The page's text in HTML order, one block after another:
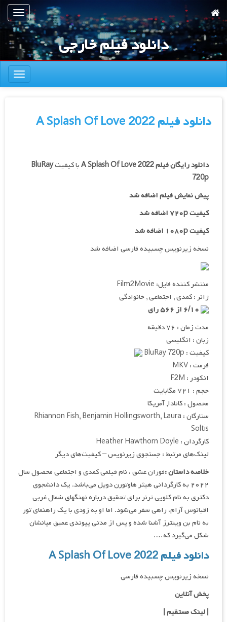
به
محتوای
اصلی
ناوبری
دانلود فیلم خارجی
ناوبری
دانلود فیلم A Splash Of Love 2022
دانلود رایگان فیلمA Splash Of Love 2022با کیفیتBluRay
720p
پیش نمایش فیلم اضافه شد
کیفیت ۷۲۰p اضافه شد
کیفیت ۱۰۸۰p اضافه شد
نسخه زیرنویس چسبیده فارسی اضافه شد
منتشر کننده فایل: Film2Movie
ژانر : کمدی , اجتماعی , خانوادگی
مدت زمان : ۷۶ دقیقه
زبان : انگلیسی
کیفیت : BluRay 720p
فرمت : MKV
انکودر : F2M
حجم : ۷۲۱ مگابایت
محصول : کانادا, آمریکا
ستارگان : Rhiannon Fish, Benjamin Hollingsworth, Laura
Soltis
کارگردان : Heather Hawthorn Doyle
لینک‌های مرتبط : جستجوی زیرنویس – کیفیت‌های دیگر
خلاصه داستان :فوران عشق ، نام فیلمی کمدی و اجتماعی محصول سال
۲۰۲۲ به کارگردانی هیثر هاوتورن دویل می‌باشد. یک دانشجوی
دکتری به نام کلویی ترنر برای تحقیق درباره نهنگ‎های شمال غربی
اقیانوس آرام، راهی سفر می‌شود. اما او به زودی با یک راهنمای تور
به نام بن وینترز آشنا شده و پس از مدتی پیوندی عمیق میانشان
شکل می‌گیرد که….
دانلود فیلم A Splash Of Love 2022
نسخه زیرنویس چسبیده فارسی
پخش آنلاین
| لینک مستقیم|